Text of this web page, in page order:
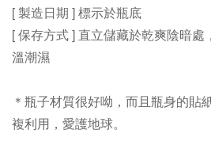
[ 製造日期 ] 標示於瓶底
[ 保存方式 ] 直立儲藏於乾爽陰暗
溫潮濕
＊瓶子材質很好呦，而且瓶身的貼
複利用，愛護地球。